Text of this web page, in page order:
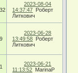
2023-08-04
14:37:47 Роберт
Литкович
2023-06-28
13:49:58 Роберт
Литкович
2023-06-21
11:13:52 MarinaP